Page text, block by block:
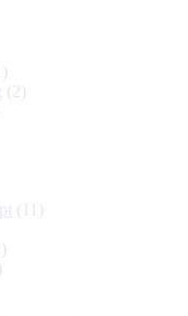
(2)
(11)